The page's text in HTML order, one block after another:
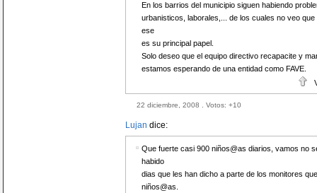
En los barrios del municipio siguen habiendo
urbanisticos, laborales,... de los cuales no veo
ese
es su principal papel.
Solo deseo que el equipo directivo recapacite y
estamos esperando de una entidad como FAVE.
22 diciembre, 2008 . Votos: +10
Lujan dice:
Que fuerte casi 900 niños@as diarios, vamos no
habido
dias que les han dicho a parte de los monitores
niños@as.